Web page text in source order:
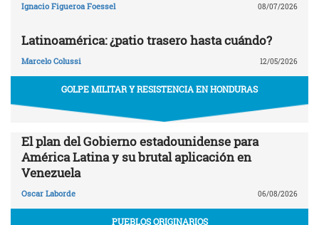
Ignacio Figueroa Foessel 08/07/2026
Latinoamérica: ¿patio trasero hasta cuándo?
Marcelo Colussi 12/05/2026
GOLPE MILITAR Y RESISTENCIA EN HONDURAS
El plan del Gobierno estadounidense para
América Latina y su brutal aplicación en
Venezuela
Oscar Laborde 06/08/2026
PUEBLOS ORIGINARIOS